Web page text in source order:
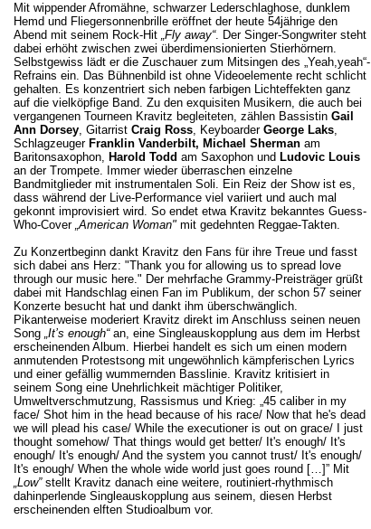
Mit wippender Afromähne, schwarzer Lederschlaghose, dunklem
Hemd und Fliegersonnenbrille eröffnet der heute 54jährige den
Abend mit seinem Rock-Hit „Fly away“. Der Singer-Songwriter steht
dabei erhöht zwischen zwei überdimensionierten Stierhörnern.
Selbstgewiss lädt er die Zuschauer zum Mitsingen des „Yeah,yeah“-
Refrains ein. Das Bühnenbild ist ohne Videoelemente recht schlicht
gehalten. Es konzentriert sich neben farbigen Lichteffekten ganz
auf die vielköpfige Band. Zu den exquisiten Musikern, die auch bei
vergangenen Tourneen Kravitz begleiteten, zählen Bassistin Gail
Ann Dorsey, Gitarrist Craig Ross, Keyboarder George Laks,
Schlagzeuger Franklin Vanderbilt, Michael Shermanam
Baritonsaxophon, Harold Todd am Saxophon und Ludovic Louis
an der Trompete. Immer wieder überraschen einzelne
Bandmitglieder mit instrumentalen Soli. Ein Reiz der Show ist es,
dass während der Live-Performance viel variiert und auch mal
gekonnt improvisiert wird. So endet etwa Kravitz bekanntes Guess-
Who-Cover „American Woman"mit gedehnten Reggae-Takten.
Zu Konzertbeginn dankt Kravitz den Fans für ihre Treue und fasst
sich dabei ans Herz: "Thank you for allowing us to spread love
through our music here." Der mehrfache Grammy-Preisträger grüßt
dabei mit Handschlag einen Fan im Publikum, der schon 57 seiner
Konzerte besucht hat und dankt ihm überschwänglich.
Pikanterweise moderiert Kravitz direkt im Anschluss seinen neuen
Song „It’s enough“an, eine Singleauskopplung aus dem im Herbst
erscheinenden Album. Hierbei handelt es sich um einen modern
anmutenden Protestsong mit ungewöhnlich kämpferischen Lyrics
und einer gefällig wummernden Basslinie. Kravitz kritisiert in
seinem Song eine Unehrlichkeit mächtiger Politiker,
Umweltverschmutzung, Rassismus und Krieg: „45 caliber in my
face/ Shot him in the head because of his race/ Now that he's dead
we will plead his case/ While the executioner is out on grace/ I just
thought somehow/ That things would get better/ It's enough/ It's
enough/ It's enough/ And the system you cannot trust/ It's enough/
It's enough/ When the whole wide world just goes round […]” Mit
„Low”stellt Kravitz danach eine weitere, routiniert-rhythmisch
dahinperlende Singleauskopplung aus seinem, diesen Herbst
erscheinenden elften Studioalbum vor.